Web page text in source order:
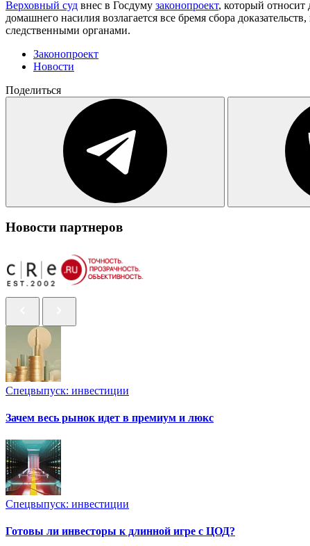
Верховный суд внес в Госдуму законопроект, который относит
домашнего насилия возлагается все бремя сбора
следственными органами.
Законопроект
Новости
Поделиться
Новости партнеров
Спецвыпуск: инвестиции
Зачем весь рынок идет в премиум и люкс
Спецвыпуск: инвестиции
Готовы ли инвесторы к длинной игре с ЦОД?